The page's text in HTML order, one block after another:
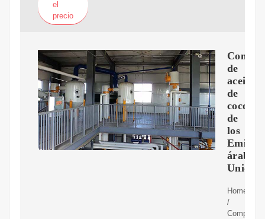
el
precio
de
aceite
de
coco
de
los
árabes
Unidos
Home
/